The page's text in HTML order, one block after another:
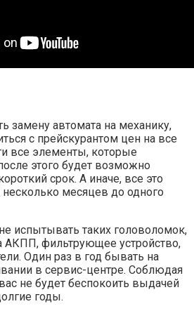
замену автомата на механику,
с прейскурантом цен на все
все элементы, которые
этого будет возможно
срок. А иначе, все это
несколько месяцев до одного
испытывать таких головоломок,
АКПП, фильтрующее устройство,
Один раз в год бывать на
в сервис-центре. Соблюдая
не будет беспокоить выдачей
годы.